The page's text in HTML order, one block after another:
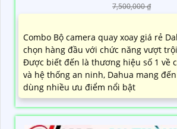
7,500,000 ₫
Combo Bộ camera quay xoay giá rẻ
chọn hàng đầu với chức năng vượt
Được biết đến là thương hiệu số 1 về
và hệ thống an ninh, Dahua mang
dùng nhiều ưu điểm nổi bật